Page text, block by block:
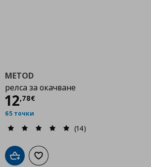
METOD
релса за окачване
12,78€
Цена
65 точки
(14)
Добави в кошницата
Добави към списъка с любими